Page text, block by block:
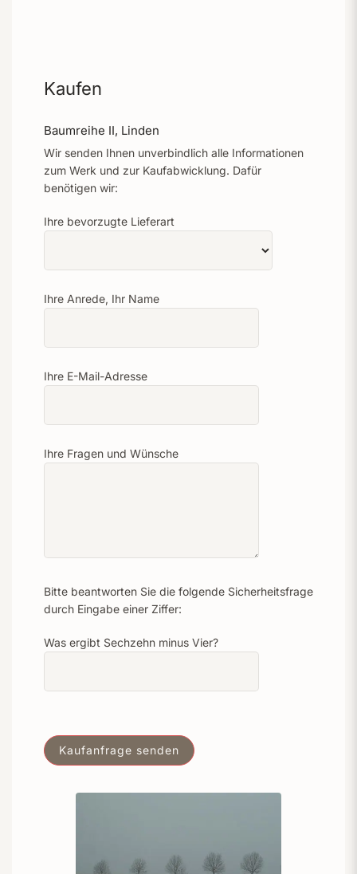
Kaufen
Baumreihe II, Linden
Wir senden Ihnen unverbindlich alle Informationen
zum Werk und zur Kaufabwicklung. Dafür
benötigen wir:
Ihre bevorzugte Lieferart
Ihre Anrede, Ihr Name
Ihre E-Mail-Adresse
Ihre Fragen und Wünsche
Bitte beantworten Sie die folgende Sicherheitsfrage
durch Eingabe einer Ziffer:
Was ergibt Sechzehn minus Vier?